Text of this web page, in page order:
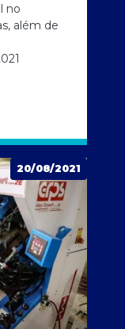
no
além de
20/08/2021